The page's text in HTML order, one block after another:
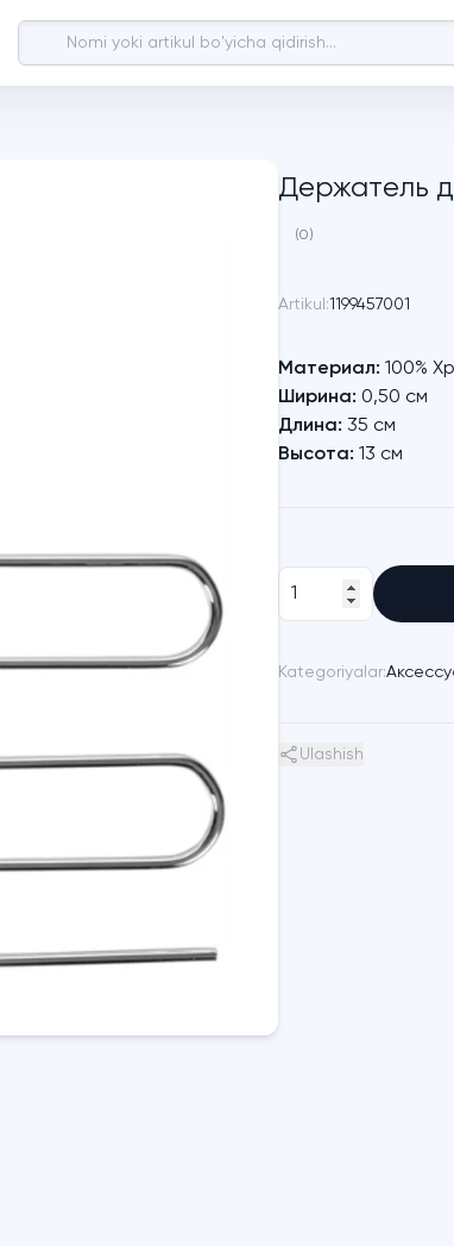
Держатель
(0)
Artikul:1199457001
Материал: 100%
Ширина: 0,50 см
Длина: 35 см
Высота: 13 см
Kategoriyalar:
Ulashish